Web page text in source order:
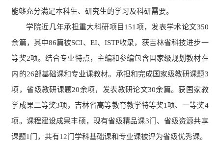
能够充分满足本科生、研究生的学习及科研需要。
学院近几年承担重大科研项目151项，发表学术论文350
余篇，其中86篇被SCI、EI、ISTP收录，获吉林省科技进步一
等奖2项。结合专业特点，主编和参编包含国家级规划教材在
内的26部基础课和专业课教材。承担和完成国家级教研课题3
项，省级教研课题20余项，发表教研论文30余篇。获国家教
学成果二等奖3项，吉林省高等教育教学特等奖1项、一等奖4
项。课程建设成果丰硕，现有省级精品课3门、省级资源共享
课题1门，共有12门学科基础课和专业课被评为省级优秀课。